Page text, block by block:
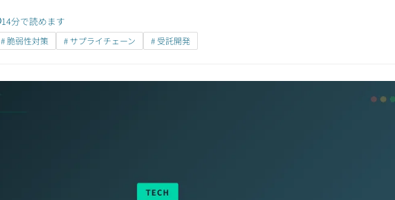
14分で読めます
# 脆弱性対策 # サプライチェーン # 受託開発